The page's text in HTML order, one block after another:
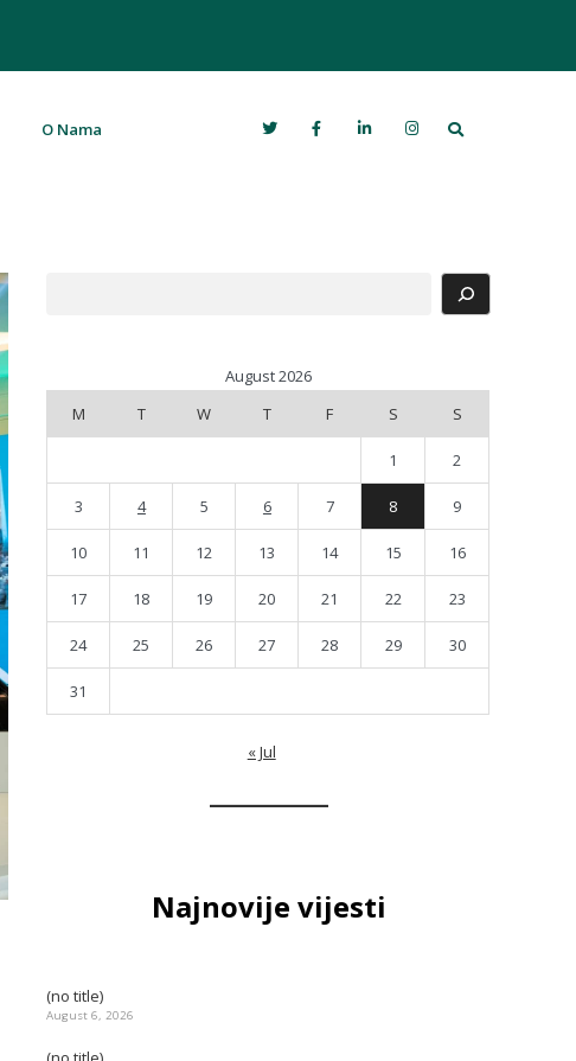
O Nama Search
August 2026
M
T W T F S S
1 2
3 4 5 6 7 8 9
10 11 12 13 14 15 16
17 18 19 20 21 22 23
24 25 26 27 28 29 30
31
« Jul
Najnovije vijesti
(no title)
August 6, 2026